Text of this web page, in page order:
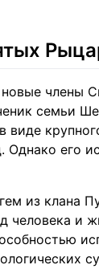
новые члены
семьи
виде
его
из клана
человека и